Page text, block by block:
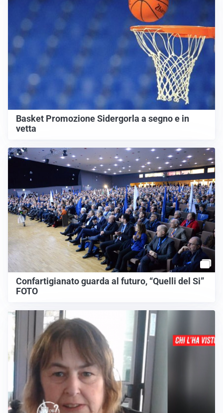
Basket Promozione Sidergorla a segno e in
vetta
Confartigianato guarda al futuro, “Quelli del Si”
FOTO